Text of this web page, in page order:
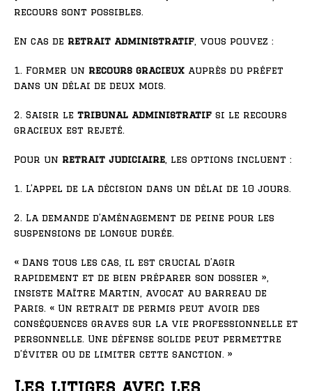
recours sont possibles.
En cas de retrait administratif , vous pouvez :
1. Former un recours gracieux auprès du préfet
dans un délai de deux mois.
2. Saisir le tribunal administratif si le recours
gracieux est rejeté.
Pour un retrait judiciaire , les options incluent :
1. L’appel de la décision dans un délai de 10 jours.
2. La demande d’aménagement de peine pour les
suspensions de longue durée.
« Dans tous les cas, il est crucial d’agir
rapidement et de bien préparer son dossier »,
insiste Maître Martin, avocat au barreau de
Paris. « Un retrait de permis peut avoir des
conséquences graves sur la vie professionnelle et
personnelle. Une défense solide peut permettre
d’éviter ou de limiter cette sanction. »
Les litiges avec les